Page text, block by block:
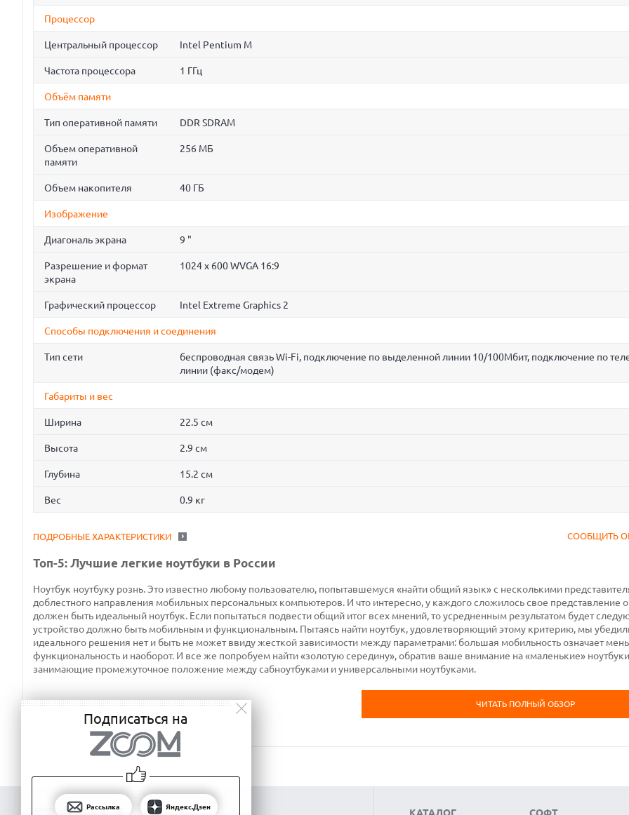
Процессор
Центральный процессор Intel Pentium M
Частота процессора 1 ГГц
Объём памяти
Тип оперативной памяти DDR SDRAM
Объем оперативной
памяти
256 МБ
Объем накопителя 40 ГБ
Изображение
Диагональ экрана 9 "
Разрешение и формат
экрана
1024 x 600 WVGA 16:9
Графический процессор Intel Extreme Graphics 2
Способы подключения и соединения
Тип сети
беспроводная связь Wi-Fi, подключение по выделенной линии 10/100Мбит, подключение по
линии (факс/модем)
Габариты и вес
Ширина 22.5 см
Высота 2.9 см
Глубина 15.2 см
Вес 0.9 кг
СООБЩИТЬ
ПОДРОБНЫЕ ХАРАКТЕРИСТИКИ
Топ-5: Лучшие легкие ноутбуки в России
Ноутбук ноутбуку рознь. Это известно любому пользователю, попытавшемуся «найти общий язык» с несколькими
доблестного направления мобильных персональных компьютеров. И что интересно, у каждого сложилось свое представление
должен быть идеальный ноутбук. Если попытаться подвести общий итог всех мнений, то усредненным результатом будет
устройство должно быть мобильным и функциональным. Пытаясь найти ноутбук, удовлетворяющий этому критерию, мы
идеального решения нет и быть не может ввиду жесткой зависимости между параметрами: большая мобильность означает
функциональность и наоборот. И все же попробуем найти «золотую середину», обратив ваше внимание на «маленькие»
занимающие промежуточное положение между сабноутбуками и универсальными ноутбуками.
ЧИТАТЬ ПОЛНЫЙ ОБЗОР
КАТАЛОГ СОФТ
Подписаться на
Рассылка Яндекс.Дзен